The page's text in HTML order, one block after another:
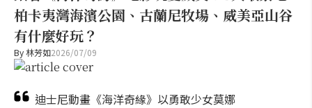
柏卡夷灣海濱公園、古蘭尼牧場、威美亞山谷
有什麼好玩？
By林芳如2026/07/09
迪士尼動畫《海洋奇緣》以勇敢少女莫娜